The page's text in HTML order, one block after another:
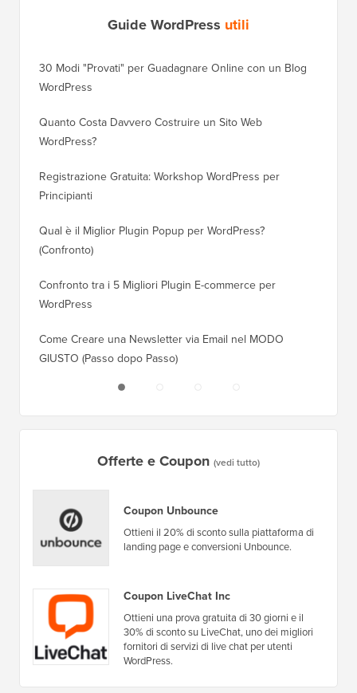
Guide WordPress utili
30 Modi "Provati" per Guadagnare Online con un Blog
WordPress
Quanto Costa Davvero Costruire un Sito Web
WordPress?
Registrazione Gratuita: Workshop WordPress per
Principianti
Qual è il Miglior Plugin Popup per WordPress?
(Confronto)
Confronto tra i 5 Migliori Plugin E-commerce per
WordPress
Come Creare una Newsletter via Email nel MODO
GIUSTO (Passo dopo Passo)
Offerte e Coupon (vedi tutto)
Coupon Unbounce
Ottieni il 20% di sconto sulla piattaforma di
landing page e conversioni Unbounce.
Coupon LiveChat Inc
Ottieni una prova gratuita di 30 giorni e il
30% di sconto su LiveChat, uno dei migliori
fornitori di servizi di live chat per utenti
WordPress.